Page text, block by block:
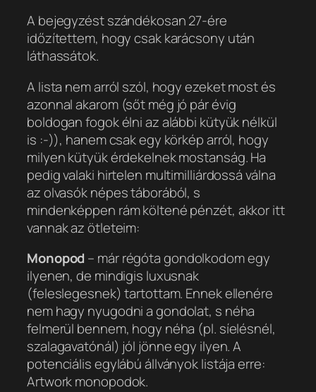
A bejegyzést szándékosan 27-ére
időzítettem, hogy csak karácsony után
láthassátok.
A lista nem arról szól, hogy ezeket most és
azonnal akarom (sőt még jó pár évig
boldogan fogok élni az alábbi kütyük nélkül
is :-)), hanem csak egy körkép arról, hogy
milyen kütyük érdekelnek mostanság. Ha
pedig valaki hirtelen multimilliárdossá válna
az olvasók népes táborából, s
mindenképpen rám költené pénzét, akkor itt
vannak az ötleteim:
Monopod – már régóta gondolkodom egy
ilyenen, de mindigis luxusnak
(feleslegesnek) tartottam. Ennek ellenére
nem hagy nyugodni a gondolat, s néha
felmerül bennem, hogy néha (pl. síelésnél,
szalagavatónál) jól jönne egy ilyen. A
potenciális egylábú állványok listája erre:
Artwork monopodok.